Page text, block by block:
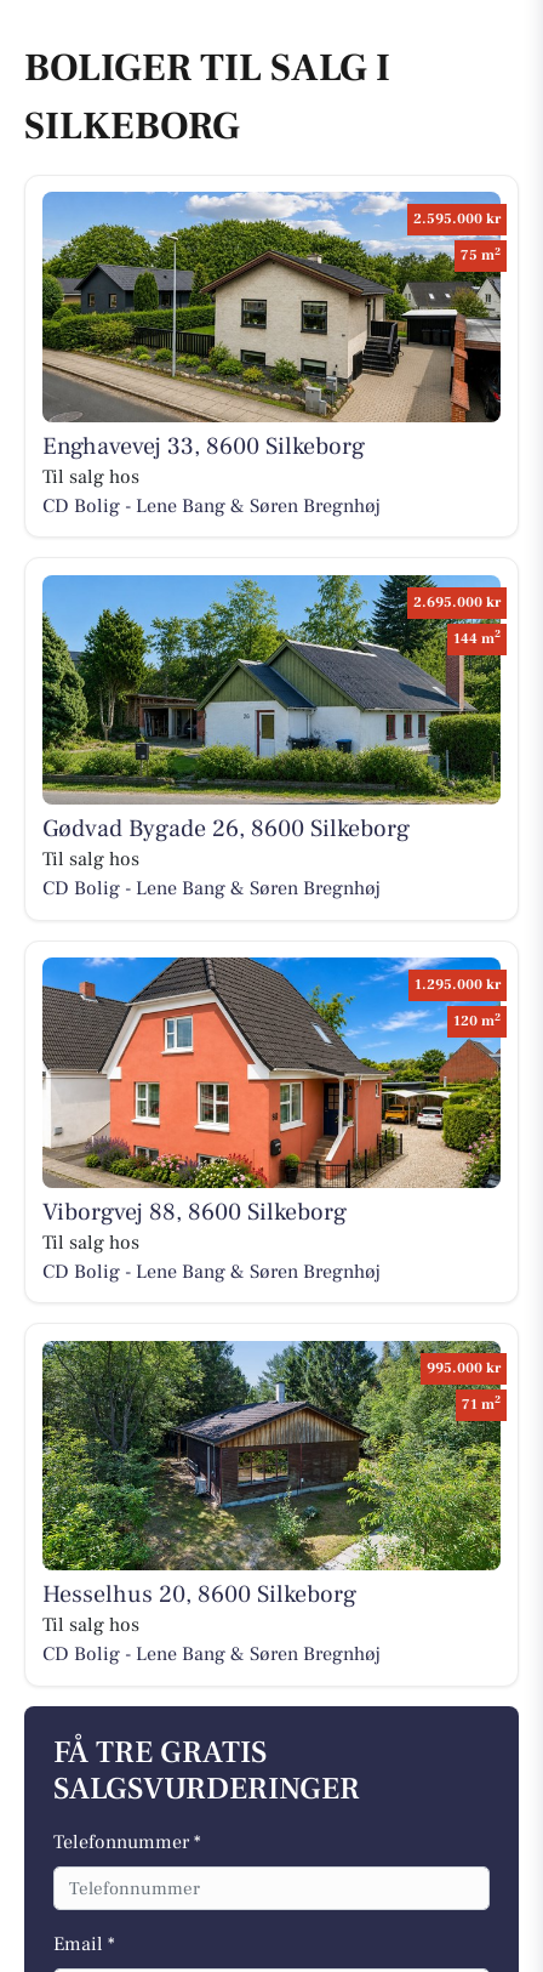
BOLIGER TIL SALG I
SILKEBORG
2.595.000 kr
75 m2
Enghavevej 33, 8600 Silkeborg
Til salg hos
CD Bolig - Lene Bang & Søren Bregnhøj
2.695.000 kr
144 m2
Gødvad Bygade 26, 8600 Silkeborg
Til salg hos
CD Bolig - Lene Bang & Søren Bregnhøj
1.295.000 kr
120 m2
Viborgvej 88, 8600 Silkeborg
Til salg hos
CD Bolig - Lene Bang & Søren Bregnhøj
995.000 kr
71 m2
Hesselhus 20, 8600 Silkeborg
Til salg hos
CD Bolig - Lene Bang & Søren Bregnhøj
FÅ TRE GRATIS
SALGSVURDERINGER
Telefonnummer *
Email *